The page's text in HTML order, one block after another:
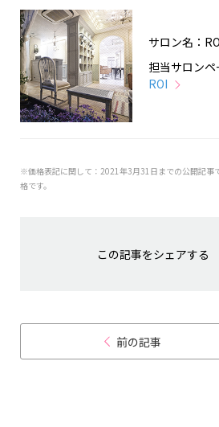
サロン名：
担当サロン
ROI
※価格表記に関して：2021年3月31日までの公開記事
格です。
この記事をシェアする
前の記事